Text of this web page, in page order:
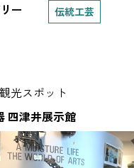
ー 伝統工芸
光スポット
四津井展示館